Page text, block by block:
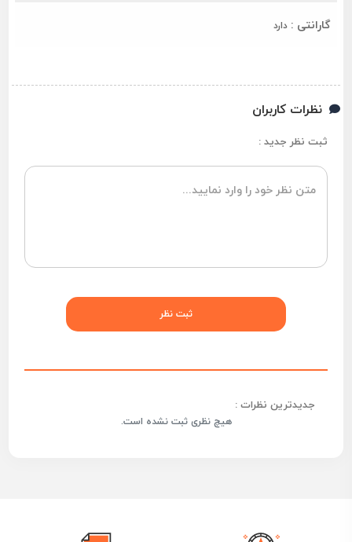
گارانتی : دارد
نظرات کاربران
ثبت نظر جدید :
جدیدترین نظرات :
هیچ نظری ثبت نشده است.